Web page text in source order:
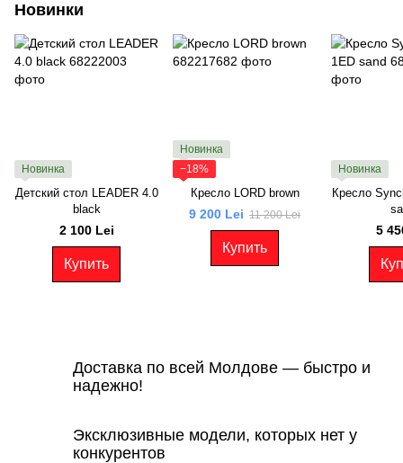
Новинки
Новинка
Детский стол LEADER 4.0
black
2 100 Lei
Купить
Новинка
−18%
Кресло LORD brown
9 200 Lei 11 200 Lei
Купить
Новинка
Кресло
5
Доставка по всей Молдове — быстро и
надежно!
Эксклюзивные модели, которых нет у
конкурентов